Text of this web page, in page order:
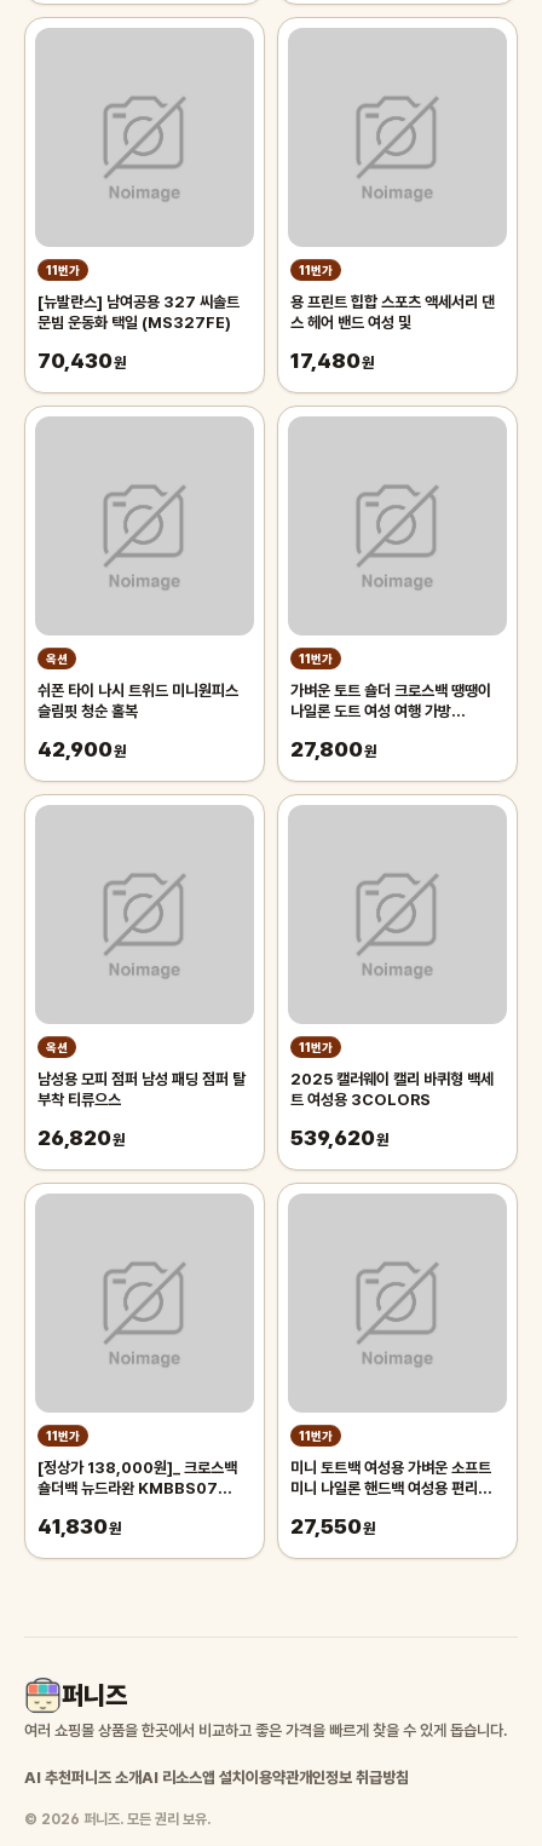
11번가
[뉴발란스] 남여공용 327 씨솔트
문빔 운동화 택일 (MS327FE)
70,430원
11번가
용 프린트 힙합 스포츠 액세서리 댄
스 헤어 밴드 여성 및
17,480원
옥션
쉬폰 타이 나시 트위드 미니원피스
슬림핏 청순 홀복
42,900원
11번가
가벼운 토트 숄더 크로스백 땡땡이
나일론 도트 여성 여행 가방
27,800원
옥션
남성용 모피 점퍼 남성 패딩 점퍼 탈
부착 티류으스
26,820원
11번가
2025 캘러웨이 캘리 바퀴형 백세
트 여성용 3COLORS
539,620원
11번가
[정상가 138,000원]_ 크로스백
숄더백 뉴드라완 KMBBS07
41,830원
11번가
미니 토트백 여성용 가벼운 소프트
미니 나일론 핸드백 여성용 편리한
백
27,550원
퍼니즈
여러 쇼핑몰 상품을 한곳에서 비교하고 좋은 가격을 빠르게 찾을 수 있게 돕습니다.
AI 추천퍼니즈 소개AI 리소스앱 설치 이용약관개인정보 취급방침
© 2026 퍼니즈. 모든 권리 보유.